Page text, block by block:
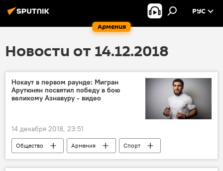
Армения
РУС
Новости от 14.12.2018
Нокаут в первом раунде: Мигран
Арутюнян посвятил победу в бою
великому Азнавуру - видео
14 декабря 2018, 23:51
Общество Армения
Спорт
Мигран Арутюнян
Азнавур